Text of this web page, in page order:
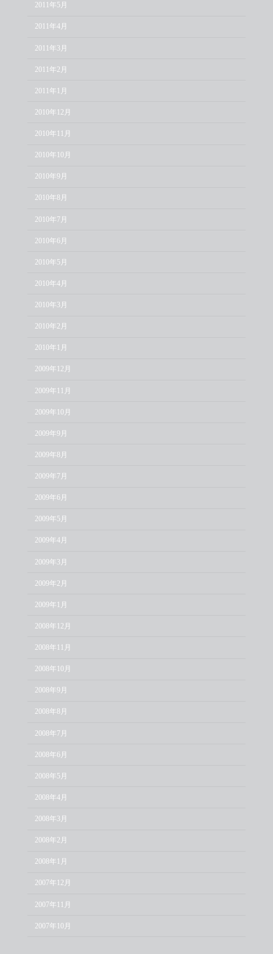
2011年5月
2011年4月
2011年3月
2011年2月
2011年1月
2010年12月
2010年11月
2010年10月
2010年9月
2010年8月
2010年7月
2010年6月
2010年5月
2010年4月
2010年3月
2010年2月
2010年1月
2009年12月
2009年11月
2009年10月
2009年9月
2009年8月
2009年7月
2009年6月
2009年5月
2009年4月
2009年3月
2009年2月
2009年1月
2008年12月
2008年11月
2008年10月
2008年9月
2008年8月
2008年7月
2008年6月
2008年5月
2008年4月
2008年3月
2008年2月
2008年1月
2007年12月
2007年11月
2007年10月